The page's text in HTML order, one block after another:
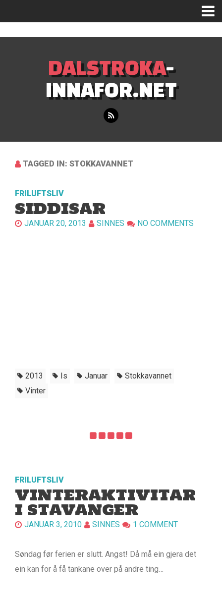
DALSTROKA-
INNAFOR.NET
TAGGED IN: STOKKAVANNET
FRILUFTSLIV
SIDDISAR
JANUAR 20, 2013 SINNES NO COMMENTS
2013 Is Januar
Stokkavannet
Vinter
FRILUFTSLIV
VINTERAKTIVITAR
I STAVANGER
JANUAR 3, 2010 SINNES 1 COMMENT
Søndag før ferien er slutt. Angst! Då må ein gjera det
ein kan for å få tankane over på andre ting…